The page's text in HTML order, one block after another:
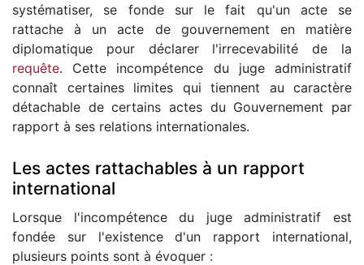
systématiser, se fonde sur le fait qu'un acte se
rattache à un acte de gouvernement en matière
diplomatique pour déclarer l'irrecevabilité de la
requête. Cette incompétence du juge administratif
connaît certaines limites qui tiennent au caractère
détachable de certains actes du Gouvernement par
rapport à ses relations internationales.
Les actes rattachables à un rapport
international
Lorsque l'incompétence du juge administratif est
fondée sur l'existence d'un rapport international,
plusieurs points sont à évoquer :